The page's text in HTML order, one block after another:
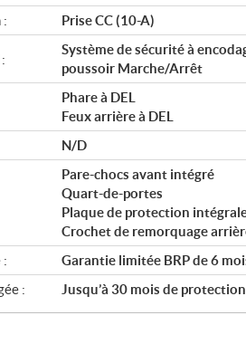
:
Prise CC (10-A)
Système de sécurité à
poussoir Marche/Arrêt
Phare à DEL
Feux arrière à DEL
N/D
Pare-chocs avant intégré
Quart-de-portes
Plaque de protection
Crochet de remorquage
:
Garantie limitée BRP de 6
:
Jusqu’à 30 mois de protection